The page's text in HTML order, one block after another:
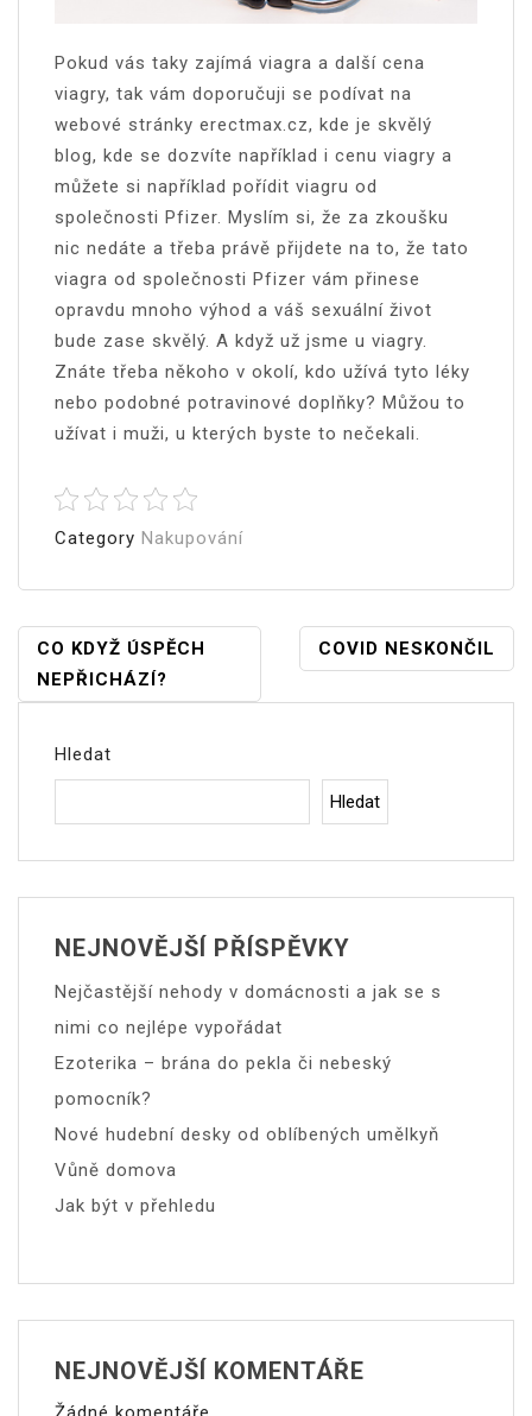
Pokud vás taky zajímá viagra a další cena
viagry, tak vám doporučuji se podívat na
webové stránky erectmax.cz, kde je skvělý
blog, kde se dozvíte například i cenu viagry a
můžete si například pořídit viagru od
společnosti Pfizer. Myslím si, že za zkoušku
nic nedáte a třeba právě přijdete na to, že tato
viagra od společnosti Pfizer vám přinese
opravdu mnoho výhod a váš sexuální život
bude zase skvělý. A když už jsme u viagry.
Znáte třeba někoho v okolí, kdo užívá tyto léky
nebo podobné potravinové doplňky? Můžou to
užívat i muži, u kterých byste to nečekali.
Category Nakupování
Navigace
Pro
Příspěvek
CO KDYŽ ÚSPĚCH
NEPŘICHÁZÍ?
COVID NESKONČIL
Hledat
Hledat
NEJNOVĚJŠÍ PŘÍSPĚVKY
Nejčastější nehody v domácnosti a jak se s
nimi co nejlépe vypořádat
Ezoterika – brána do pekla či nebeský
pomocník?
Nové hudební desky od oblíbených umělkyň
Vůně domova
Jak být v přehledu
NEJNOVĚJŠÍ KOMENTÁŘE